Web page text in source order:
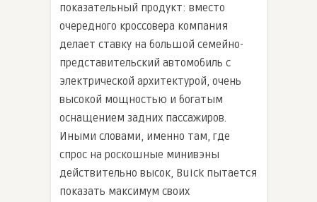
показательный продукт: вместо
очередного кроссовера компания
делает ставку на большой семейно-
представительский автомобиль с
электрической архитектурой, очень
высокой мощностью и богатым
оснащением задних пассажиров.
Иными словами, именно там, где
спрос на роскошные минивэны
действительно высок, Buick пытается
показать максимум своих